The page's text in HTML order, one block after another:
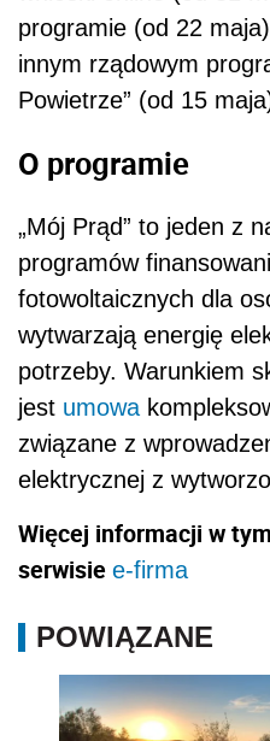
programie (od 22
innym rządowym
Powietrze” (od 15
O programie
„Mój Prąd” to jeden z
programów
fotowoltaicznych dla
wytwarzają energię
potrzeby. Warunkiem
jest umowa
związane z
elektrycznej z
Więcej informacji w
serwisie e-firma
POWIĄZANE